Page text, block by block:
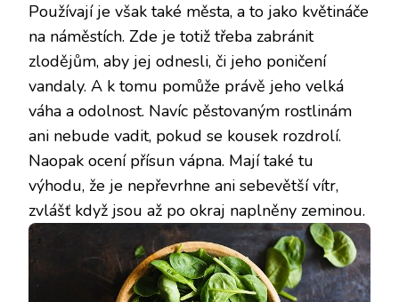
Používají je však také města, a to jako květináče
na náměstích. Zde je totiž třeba zabránit
zlodějům, aby jej odnesli, či jeho poničení
vandaly. A k tomu pomůže právě jeho velká
váha a odolnost. Navíc pěstovaným rostlinám
ani nebude vadit, pokud se kousek rozdrolí.
Naopak ocení přísun vápna. Mají také tu
výhodu, že je nepřevrhne ani sebevětší vítr,
zvlášť když jsou až po okraj naplněny zeminou.